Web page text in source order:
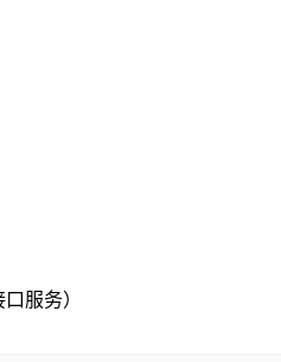
口服务）